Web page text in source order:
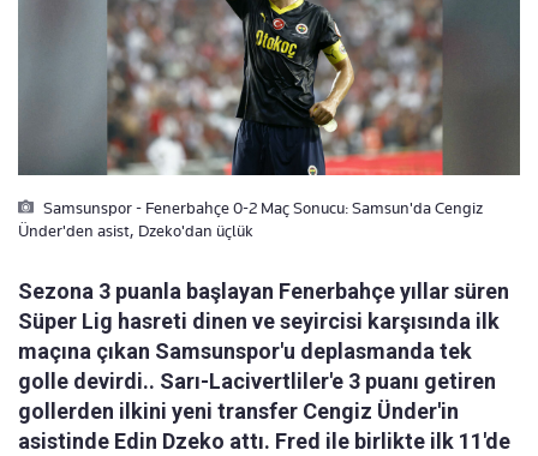
Samsunspor - Fenerbahçe 0-2 Maç Sonucu: Samsun'da Cengiz
Ünder'den asist, Dzeko'dan üçlük
Sezona 3 puanla başlayan Fenerbahçe yıllar süren
Süper Lig hasreti dinen ve seyircisi karşısında ilk
maçına çıkan Samsunspor'u deplasmanda tek
golle devirdi.. Sarı-Lacivertliler'e 3 puanı getiren
gollerden ilkini yeni transfer Cengiz Ünder'in
asistinde Edin Dzeko attı. Fred ile birlikte ilk 11'de